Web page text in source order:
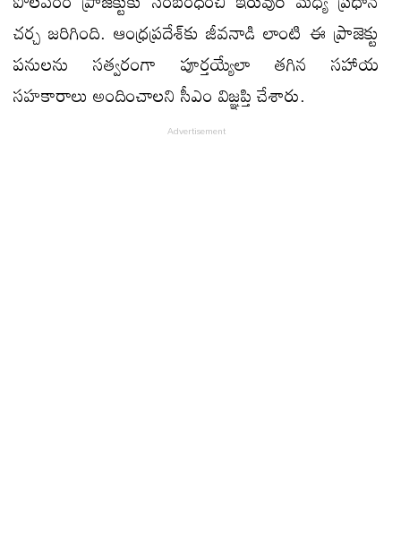
చర్చ జరిగింది. ఆంధ్రప్రదేశ్‌కు జీవనాడి లాంటి ఈ ప్రాజెక్టు
పనులను సత్వరంగా పూర్తయ్యేలా తగిన సహాయ
సహకారాలు అందించాలని సీఎం విజ్ఞప్తి చేశారు.